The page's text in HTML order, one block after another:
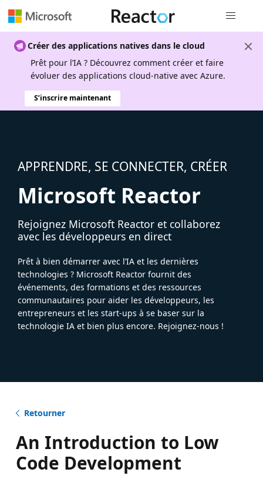
Créer des applications natives dans le cloud
Prêt pour l’IA ? Découvrez comment créer et faire
évoluer des applications cloud-native avec Azure.
S’inscrire maintenant
APPRENDRE, SE CONNECTER, CRÉER
Microsoft Reactor
Rejoignez Microsoft Reactor et collaborez
avec les développeurs en direct
Prêt à bien démarrer avec l’IA et les dernières
technologies ? Microsoft Reactor fournit des
événements, des formations et des ressources
communautaires pour aider les développeurs, les
entrepreneurs et les start-ups à se baser sur la
technologie IA et bien plus encore. Rejoignez-nous !
Retourner
An Introduction to Low
Code Development